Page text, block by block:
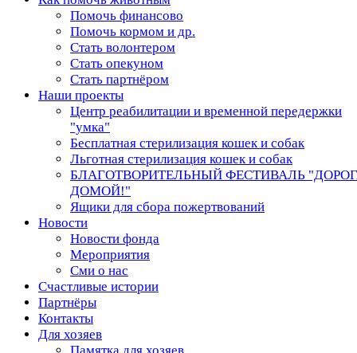
Помочь финансово
Помочь кормом и др.
Стать волонтером
Стать опекуном
Стать партнёром
Наши проекты
Центр реабилитации и временной передержки
"умка"
Бесплатная стерилизация кошек и собак
Льготная стерилизация кошек и собак
БЛАГОТВОРИТЕЛЬНЫЙ ФЕСТИВАЛЬ
ДОМОЙ!"
Ящики для сбора пожертвований
Новости
Новости фонда
Мероприятия
Сми о нас
Счастливые истории
Партнёры
Контакты
Для хозяев